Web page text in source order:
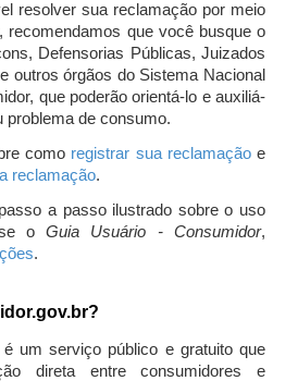
resolver sua reclamação por meio
recomendamos que você busque o
Defensorias Públicas, Juizados
outros órgãos do Sistema Nacional
que poderão orientá-lo e auxiliá-
problema de consumo.
como registrar sua reclamaçãoe
reclamação.
a passo ilustrado sobre o uso
oGuia Usuário - Consumidor,
.
é um serviço público e gratuito que
direta entre consumidores e